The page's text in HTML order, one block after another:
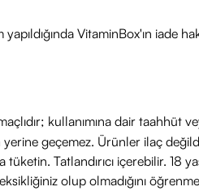
VitaminBox'ın iade
kullanımına dair taahhüt
geçemez. Ürünler ilaç
tüketin. Tatlandırıcı içerebilir.
olup olmadığını